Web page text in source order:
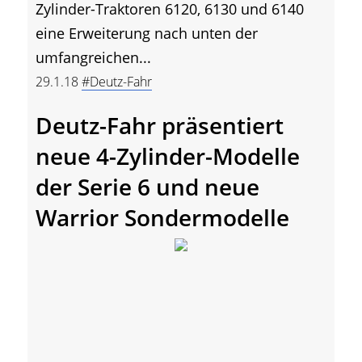
Zylinder-Traktoren 6120, 6130 und 6140
eine Erweiterung nach unten der
umfangreichen...
29.1.18#Deutz-Fahr
Deutz-Fahr präsentiert
neue 4-Zylinder-Modelle
der Serie 6 und neue
Warrior Sondermodelle